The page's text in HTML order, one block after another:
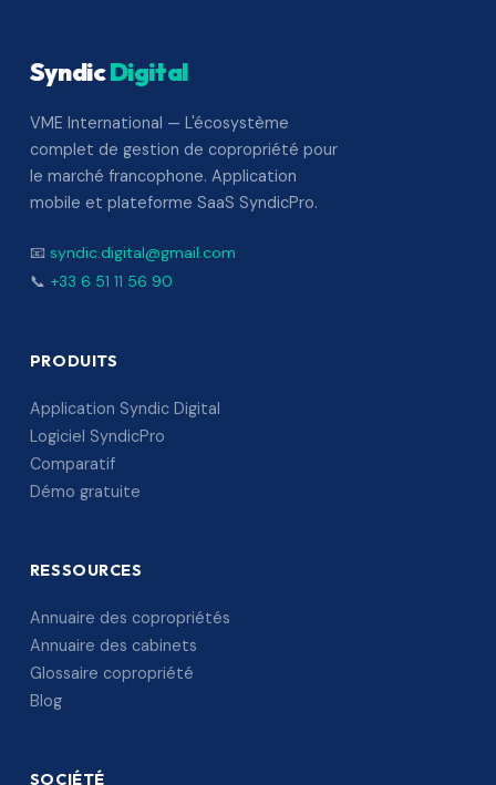
SyndicDigital
VME International — L'écosystème
complet de gestion de copropriété pour
le marché francophone. Application
mobile et plateforme SaaS SyndicPro.
📧 syndic.digital@gmail.com
📞 +33 6 51 11 56 90
PRODUITS
Application Syndic Digital
Logiciel SyndicPro
Comparatif
Démo gratuite
RESSOURCES
Annuaire des copropriétés
Annuaire des cabinets
Glossaire copropriété
Blog
SOCIÉTÉ